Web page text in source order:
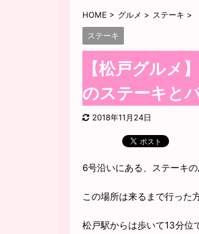
HOME > グルメ > ステーキ >
ステーキ
【松戸グルメ
のステーキと
2018年11月24日
6号沿いにある、ステーキ
この場所は来るまで行った
松戸駅からは歩いて13分位